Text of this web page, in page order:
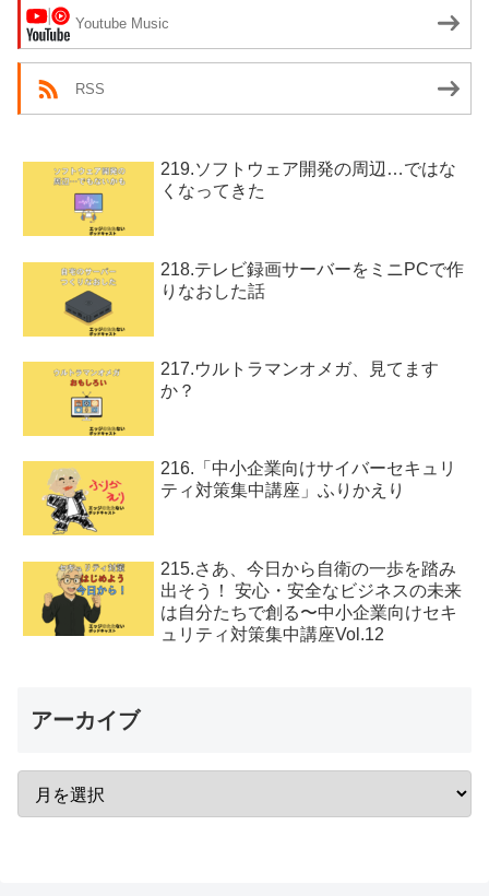
Youtube Music
RSS
219.ソフトウェア開発の周辺…ではな
くなってきた
218.テレビ録画サーバーをミニPCで作
りなおした話
217.ウルトラマンオメガ、見てます
か？
216.「中小企業向けサイバーセキュリ
ティ対策集中講座」ふりかえり
215.さあ、今日から自衛の一歩を踏み
出そう！ 安心・安全なビジネスの未来
は自分たちで創る〜中小企業向けセキ
ュリティ対策集中講座Vol.12
アーカイブ